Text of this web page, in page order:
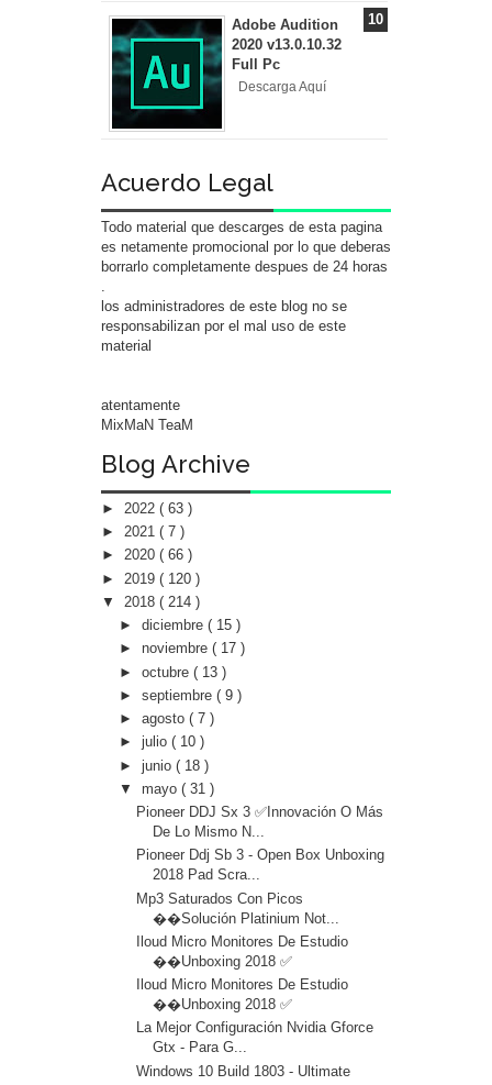
Adobe Audition
2020 v13.0.10.32
Full Pc
Descarga Aquí
Acuerdo Legal
Todo material que descarges de esta pagina
es netamente promocional por lo que deberas
borrarlo completamente despues de 24 horas
los administradores de este blog no se
responsabilizan por el mal uso de este
material
atentamente
MixMaN TeaM
Blog Archive
► 2022 ( 63 )
► 2021 ( 7 )
► 2020 ( 66 )
► 2019 ( 120 )
▼ 2018 ( 214 )
► diciembre ( 15 )
► noviembre ( 17 )
► octubre ( 13 )
► septiembre ( 9 )
► agosto ( 7 )
► julio ( 10 )
► junio ( 18 )
▼ mayo ( 31 )
Pioneer DDJ Sx 3 ✅Innovación O Más
De Lo Mismo N...
Pioneer Ddj Sb 3 - Open Box Unboxing
2018 Pad Scra...
Mp3 Saturados Con Picos
��Solución Platinium Not...
Iloud Micro Monitores De Estudio
��Unboxing 2018 ✅
Iloud Micro Monitores De Estudio
��Unboxing 2018 ✅
La Mejor Configuración Nvidia Gforce
Gtx - Para G...
Windows 10 Build 1803 - Ultimate